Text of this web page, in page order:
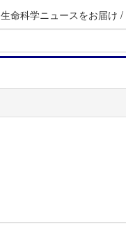
生命科学ニュースをお届け /